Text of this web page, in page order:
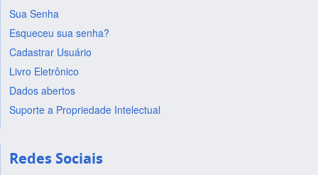
Sua Senha
Esqueceu sua senha?
Cadastrar Usuário
Livro Eletrônico
Dados abertos
Suporte a Propriedade Intelectual
Redes Sociais